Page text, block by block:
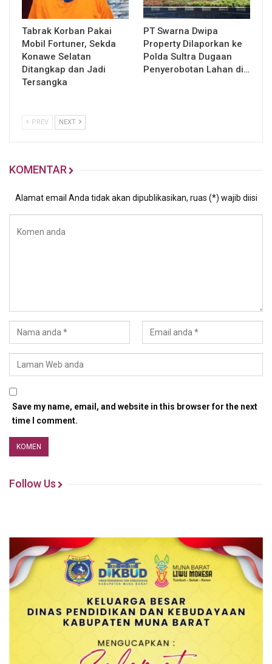
Tabrak Korban Pakai
Mobil Fortuner, Sekda
Konawe Selatan
Ditangkap dan Jadi
Tersangka
PT Swarna Dwipa
Property Dilaporkan ke
Polda Sultra Dugaan
Penyerobotan Lahan di…
PREV NEXT
KOMENTAR
Alamat email Anda tidak akan dipublikasikan, ruas (*) wajib diisi
Save my name, email, and website in this browser for the next
time I comment.
Follow Us